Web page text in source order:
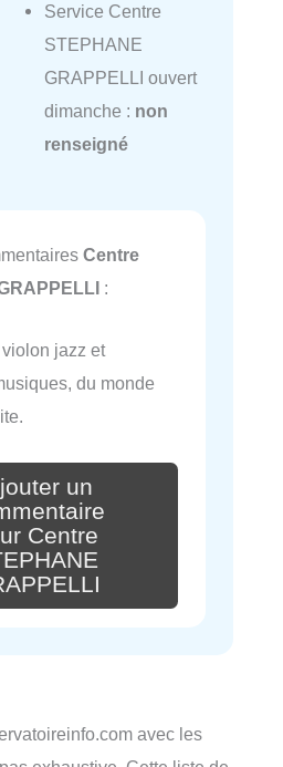
Service Centre
STEPHANE
GRAPPELLI ouvert
dimanche : non
renseigné
Centre
:
jazz et
du monde
un
Centre
avec les